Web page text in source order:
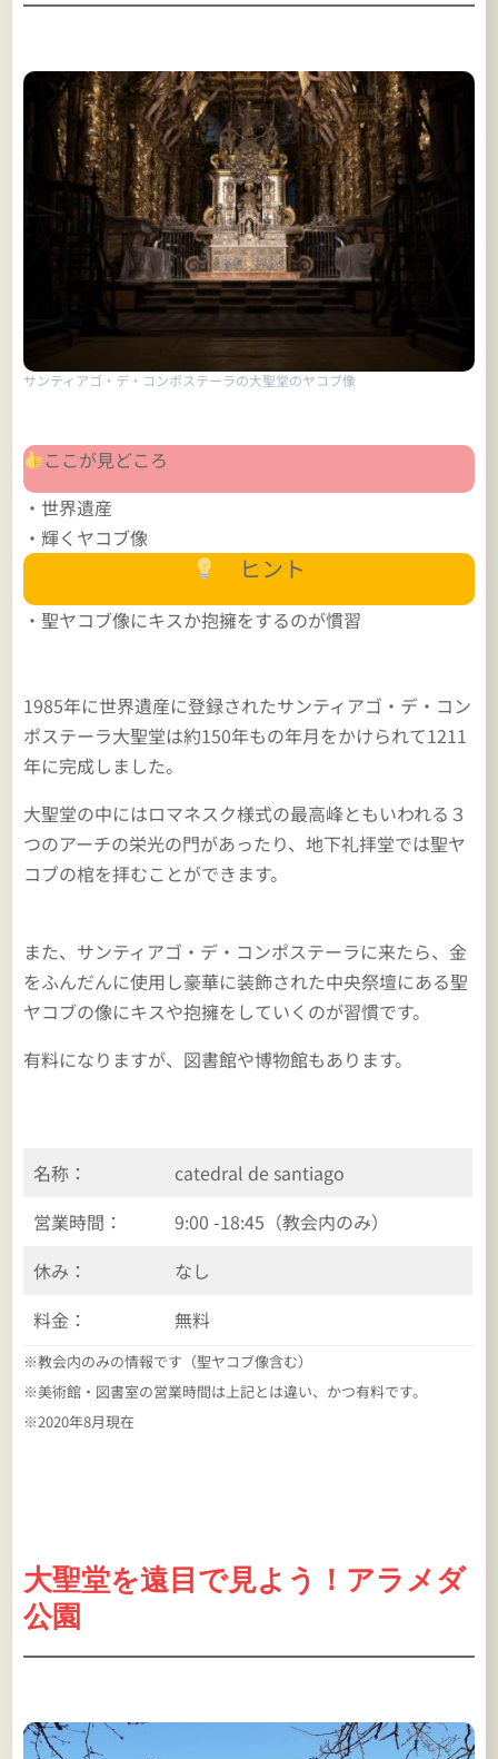
サンティアゴ・デ・コンポステーラの大聖堂のヤコブ像
ここが見どころ
・世界遺産
・輝くヤコブ像
ヒント
・聖ヤコブ像にキスか抱擁をするのが慣習
1985年に世界遺産に登録されたサンティアゴ・デ・コン
ポステーラ大聖堂は約150年もの年月をかけられて1211
年に完成しました。
大聖堂の中にはロマネスク様式の最高峰ともいわれる３
つのアーチの栄光の門があったり、地下礼拝堂では聖ヤ
コブの棺を拝むことができます。
また、サンティアゴ・デ・コンポステーラに来たら、金
をふんだんに使用し豪華に装飾された中央祭壇にある聖
ヤコブの像にキスや抱擁をしていくのが習慣です。
有料になりますが、図書館や博物館もあります。
名称：
catedral de santiago
営業時間：
9:00 -18:45（教会内のみ）
休み：
なし
料金：
無料
※教会内のみの情報です（聖ヤコブ像含む）
※美術館・図書室の営業時間は上記とは違い、かつ有料です。
※2020年8月現在
大聖堂を遠目で見よう！アラメダ
公園